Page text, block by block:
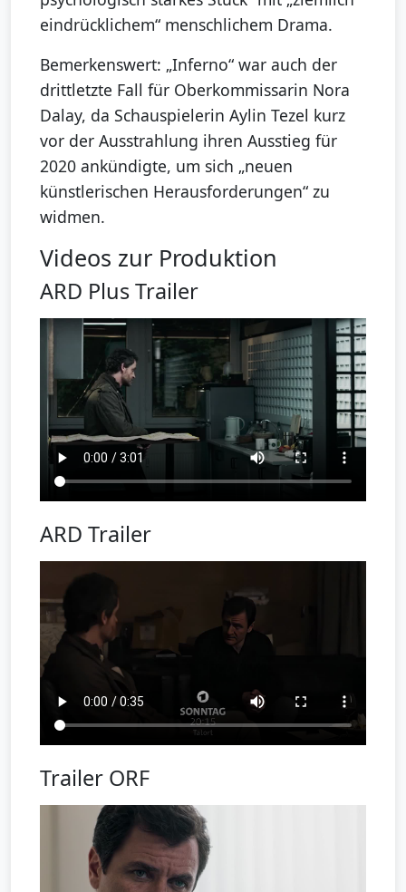
eindrücklichem“ menschlichem Drama.
Bemerkenswert: „Inferno“ war auch der
drittletzte Fall für Oberkommissarin Nora
Dalay, da Schauspielerin Aylin Tezel kurz
vor der Ausstrahlung ihren Ausstieg für
2020 ankündigte, um sich „neuen
künstlerischen Herausforderungen“ zu
widmen.
Videos zur Produktion
ARD Plus Trailer
ARD Trailer
Trailer ORF